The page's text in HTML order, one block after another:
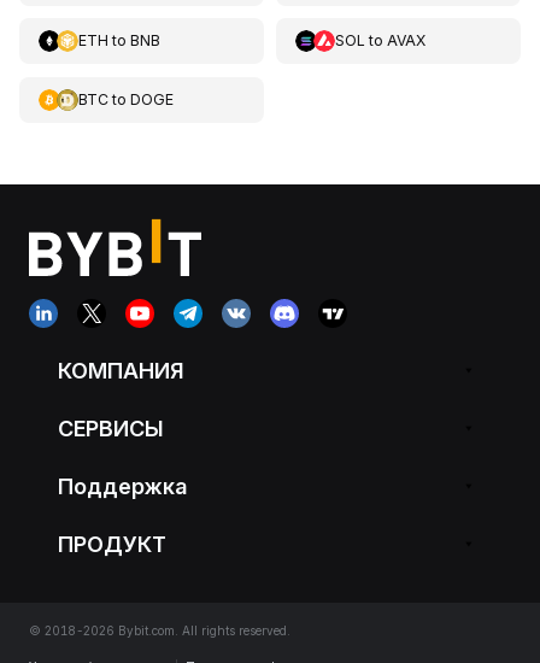
ETH to BNB SOL to AVAX
BTCto DOGE
КОМПАНИЯ
СЕРВИСЫ
Поддержка
ПРОДУКТ
© 2018-2026 Bybit.com. All rights reserved.